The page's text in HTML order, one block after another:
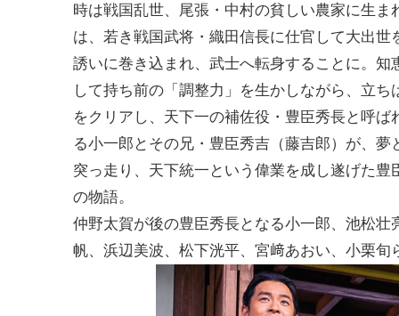
時は戦国乱世、尾張・中村の貧しい農家に生ま
は、若き戦国武将・織田信長に仕官して大出世
誘いに巻き込まれ、武士へ転身することに。知
して持ち前の「調整力」を生かしながら、立ち
をクリアし、天下一の補佐役・豊臣秀長と呼ば
る小一郎とその兄・豊臣秀吉（藤吉郎）が、夢
突っ走り、天下統一という偉業を成し遂げた豊
の物語。
仲野太賀が後の豊臣秀長となる小一郎、池松
帆、浜辺美波、松下洸平、宮﨑あおい、小栗旬